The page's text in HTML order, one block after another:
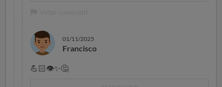
01/11/2025
Francisco
💪🏻👁✨🤔